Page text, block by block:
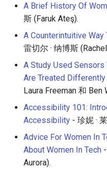
A Brief History Of
斯 (Faruk Ateş).
A Counterintuitive
雷切尔 · 纳博斯
A Study Used Sensors
Are Treated Differently
Laura Freeman 和 Ben
Accessibility 101:
Accessibility - 珍妮 ·
Advice For Women In
About Women In Tech
Aurora).